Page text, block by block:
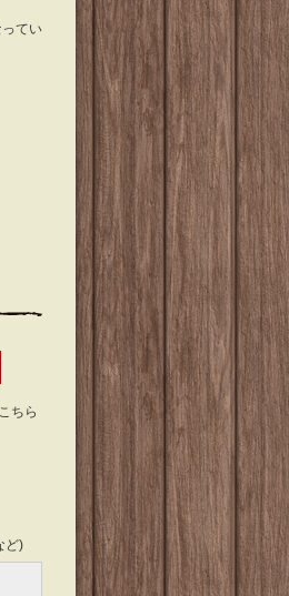
てい
ちら
ど)